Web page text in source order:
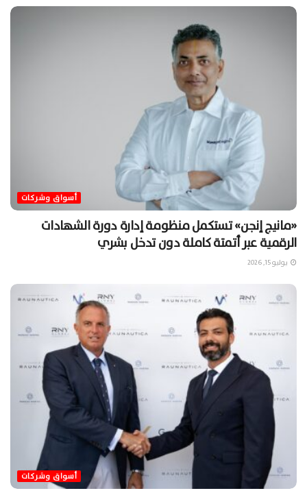
أسواق وشركات
«مانيج إنجن» تستكمل منظومة إدارة دورة الشهادات
الرقمية عبر أتمتة كاملة دون تدخل بشري
يوليو 15, 2026
أسواق وشركات